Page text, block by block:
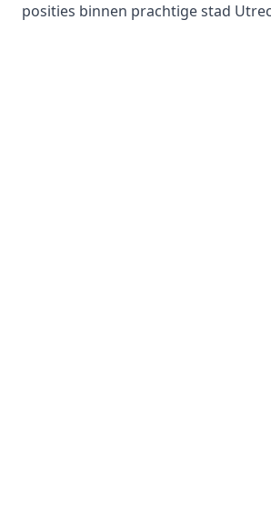
posities binnen prachtige stad